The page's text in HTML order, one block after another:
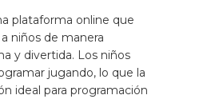
plataforma online que
niños de manera
y divertida. Los niños
jugando, lo que la
ideal para programación